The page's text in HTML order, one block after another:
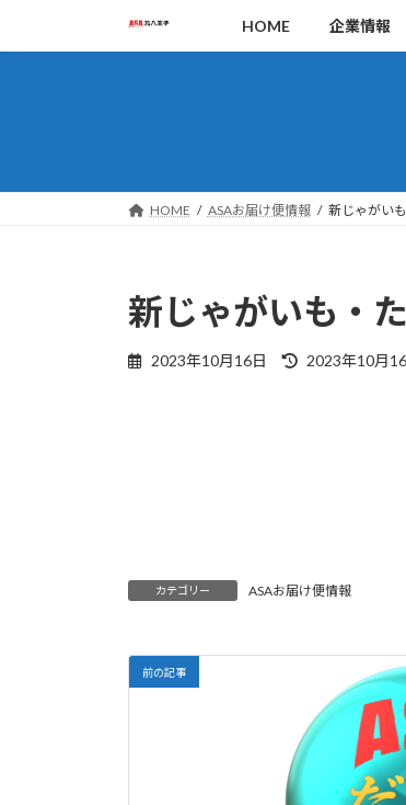
キ
に
HOME 企業情報
HOME ASAお届け便情報 新じゃがい
新じゃがいも・
2023年10月16日
最
2023年10月
カテゴリー ASAお届け便情報
前の記事